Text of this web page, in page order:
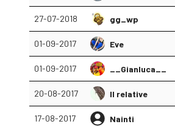
27-07-2018 gg_wp
01-09-2017 Eve
01-09-2017 __Gianluca__
20-08-2017 Il relative
17-08-2017 Nainti